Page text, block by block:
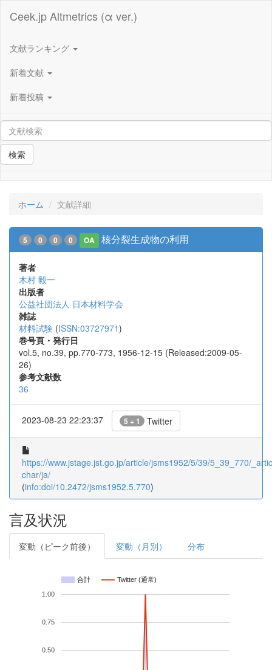
Ceek.jp Altmetrics (α ver.)
文献ランキング
新着文献
新着投稿
検索
ホーム 文献詳細
5 0 0 0 OA 核分裂生成物の利用
著者
木村 毅一
出版者
公益社団法人 日本材料学会
雑誌
材料試験 (ISSN:03727971)
巻号頁・発行日
vol.5, no.39, pp.770-773, 1956-12-15 (Released:2009-05-
26)
参考文献数
36
2023-08-23 22:23:37 5 + 1 Twitter
https://www.jstage.jst.go.jp/article/jsms1952/5/39/5_39_770/
char/ja/
(info:doi/10.2472/jsms1952.5.770)
言及状況
変動（ピーク前後） 変動（月別） 分布
合計 Twitter (通常)
0.50
0.75
1.00